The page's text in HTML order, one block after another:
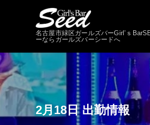
名古屋市緑区ガールズバーGirl’ｓ
ーならガールズバーシードへ
2月18日 出勤情報